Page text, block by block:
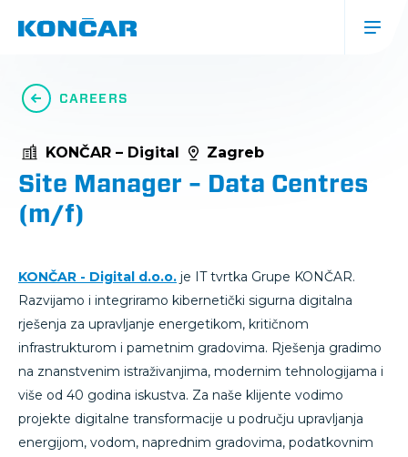
navigacija
CAREERS
KONČAR – Digital Zagreb
Site Manager – Data Centres
(m/f)
KONČAR - Digital d.o.o. je IT tvrtka Grupe KONČAR.
Razvijamo i integriramo kibernetički sigurna digitalna
rješenja za upravljanje energetikom, kritičnom
infrastrukturom i pametnim gradovima. Rješenja gradimo
na znanstvenim istraživanjima, modernim tehnologijama i
više od 40 godina iskustva. Za naše klijente vodimo
projekte digitalne transformacije u području upravljanja
energijom, vodom, naprednim gradovima, podatkovnim